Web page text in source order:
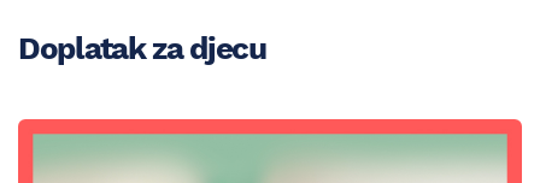
Doplatak za djecu